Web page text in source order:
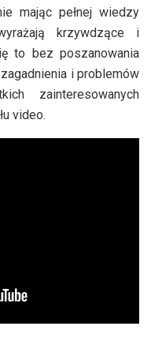
mając pełnej wiedzy
krzywdzące i
to bez poszanowania
i problemów
zainteresowanych
video.